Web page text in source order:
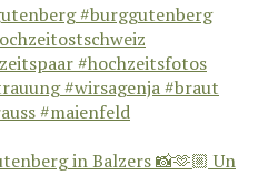
in Balzers 📸🫶🏼 Un